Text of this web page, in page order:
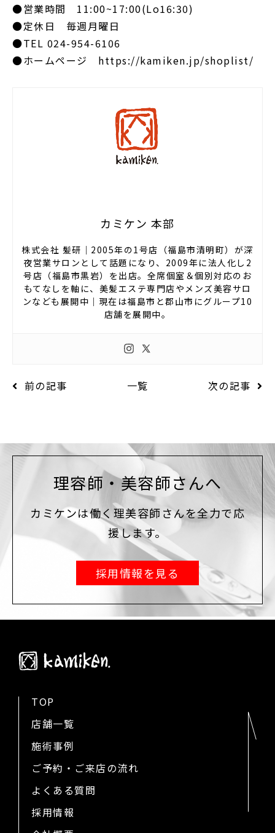
●営業時間 11:00~17:00(Lo16:30)
●定休日 毎週月曜日
●TEL 024-954-6106
●ホームページ https://kamiken.jp/shoplist/
カミケン 本部
株式会社 髪研｜2005年の1号店（福島市清明町）が深
夜営業サロンとして話題になり、2009年に法人化し2
号店（福島市黒岩）を出店。全席個室＆個別対応のお
もてなしを軸に、美髪エステ専門店やメンズ美容サロ
ンなども展開中｜現在は福島市と郡山市にグループ10
店舗を展開中。
前の記事 一覧 次の記事
理容師・美容師さんへ
カミケンは働く理美容師さんを全力で応
援します。
採用情報を見る
TOP
店舗一覧
施術事例
ご予約・ご来店の流れ
よくある質問
採用情報